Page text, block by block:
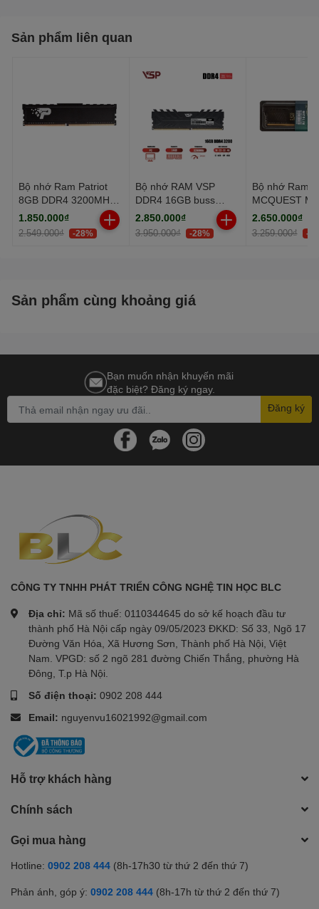
Khe cắm RAM: 4 khe ram
Loại RAM: DDR5
Sản phẩm liên quan
Bộ nhớ Ram Patriot
8GB DDR4 3200MHz
Tản Nhiệt
1.850.000₫
2.549.000₫ -28%
Bộ nhớ RAM VSP
DDR4 16GB buss
3200MHz - Black
2.850.000₫
3.950.000₫ -28%
Bộ nhớ Ram
MCQUEST
16GB DDR4
2.650.000₫
3.259.000₫ -
Sản phẩm cùng khoảng giá
Bạn muốn nhận khuyến mãi
đặc biệt? Đăng ký ngay.
Đăng ký
CÔNG TY TNHH PHÁT TRIỂN CÔNG NGHỆ TIN HỌC BLC
Địa chỉ: Mã số thuế: 0110344645 do sở kế hoạch đầu tư
thành phố Hà Nội cấp ngày 09/05/2023 ĐKKD: Số 33, Ngõ 17
Đường Văn Hóa, Xã Hương Sơn, Thành phố Hà Nội, Việt
Nam. VPGD: số 2 ngõ 281 đường Chiến Thắng, phường Hà
Đông, T.p Hà Nội.
Số điện thoại: 0902 208 444
Email: nguyenvu16021992@gmail.com
Hỗ trợ khách hàng
Chính sách
Gọi mua hàng
Hotline: 0902 208 444 (8h-17h30 từ thứ 2 đến thứ 7)
Phản ánh, góp ý: 0902 208 444 (8h-17h từ thứ 2 đến thứ 7)